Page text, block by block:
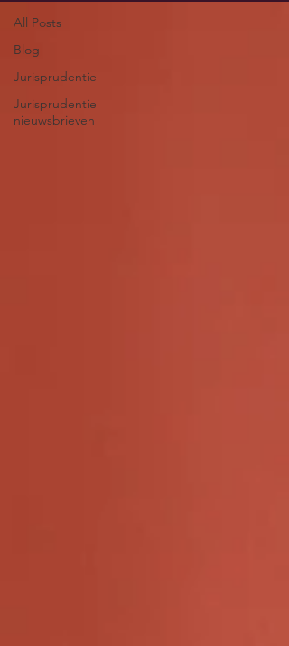
All Posts
Blog
Jurisprudentie
Jurisprudentie
nieuwsbrieven